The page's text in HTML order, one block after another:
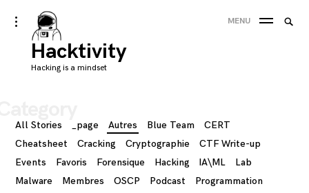
Skip
to
content
Hacktivity
Hacking is a mindset
toggle
open/close
sidebar
MENU
All Stories _page Autres Blue Team
CERT
Cheatsheet
Cracking Cryptographie
CTF Write-up
Events
Favoris Forensique Hacking IA\ML
Lab
Malware
Membres OSCP Podcast
Programmation